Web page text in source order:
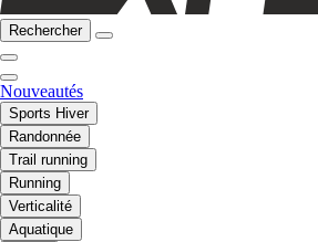
Rechercher
Nouveautés
Sports Hiver
Randonnée
Trail running
Running
Verticalité
Aquatique